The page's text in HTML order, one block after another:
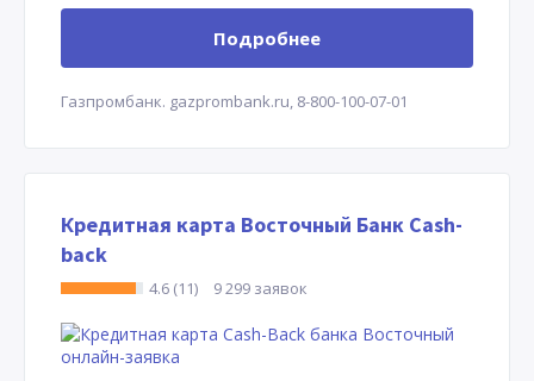
Подробнее
Газпромбанк. gazprombank.ru, 8-800-100-07-01
Кредитная карта Восточный Банк Cash-
back
4.6 (11) 9 299 заявок